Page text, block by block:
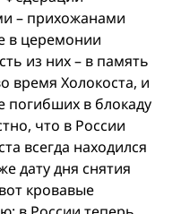
– прихожанами
в церемонии
из них – в память
время Холокоста, и
погибших в блокаду
что в России
всегда находился
дату дня снятия
кровавые